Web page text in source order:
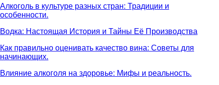
Алкоголь в культуре разных стран: Традиции и
особенности.
Водка: Настоящая История и Тайны Её Производства
Как правильно оценивать качество вина: Советы для
начинающих.
Влияние алкоголя на здоровье: Мифы и реальность.